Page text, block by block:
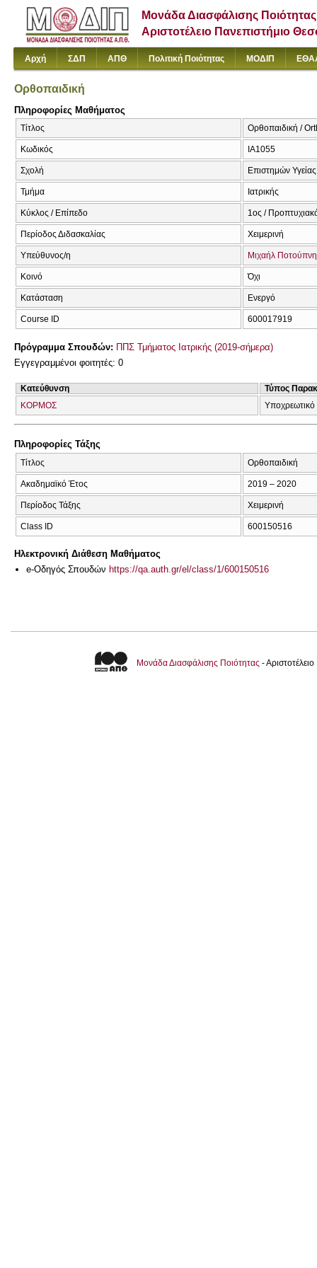
Μονάδα Διασφάλισης Ποιότητας
Αριστοτέλειο Πανεπιστήμιο
Αρχή ΣΔΠ ΑΠΘ Πολιτική Ποιότητας ΜΟΔΙΠ
Ορθοπαιδική
Πληροφορίες Μαθήματος
Τίτλος Ορθοπαιδική /
Κωδικός ΙΑ1055
Σχολή Επιστημών Υγείας
Τμήμα Ιατρικής
Κύκλος / Επίπεδο 1ος /
Περίοδος Διδασκαλίας Χειμερινή
Υπεύθυνος/η Μιχαήλ
Κοινό Όχι
Κατάσταση Ενεργό
Course ID 600017919
Πρόγραμμα Σπουδών: ΠΠΣ Τμήματος Ιατρικής (2019-σήμερα)
Εγγεγραμμένοι φοιτητές: 0
Κατεύθυνση
Τύπος
ΚΟΡΜΟΣ
Υποχρεωτικό
Πληροφορίες Τάξης
Τίτλος Ορθοπαιδική
Ακαδημαϊκό Έτος 2019 – 2020
Περίοδος Τάξης Χειμερινή
Class ID 600150516
Ηλεκτρονική Διάθεση Μαθήματος
e-Οδηγός Σπουδών https://qa.auth.gr/el/class/1/600150516
Μονάδα Διασφάλισης Ποιότητας -